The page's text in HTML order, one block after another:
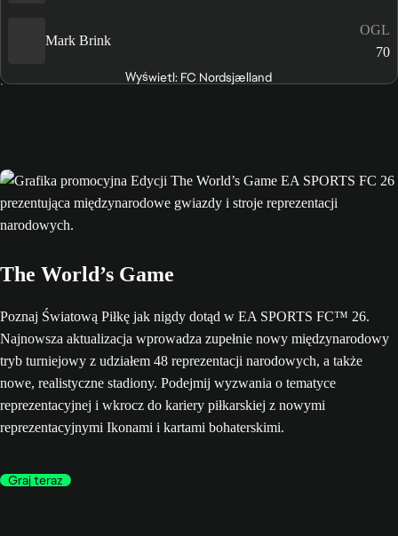
Mark Brink
OGL
70
Wyświetl: FC Nordsjælland
The World’s Game
Poznaj Światową Piłkę jak nigdy dotąd w EA SPORTS FC™ 26.
Najnowsza aktualizacja wprowadza zupełnie nowy międzynarodowy
tryb turniejowy z udziałem 48 reprezentacji narodowych, a także
nowe, realistyczne stadiony. Podejmij wyzwania o tematyce
reprezentacyjnej i wkrocz do kariery piłkarskiej z nowymi
reprezentacyjnymi Ikonami i kartami bohaterskimi.
Graj teraz